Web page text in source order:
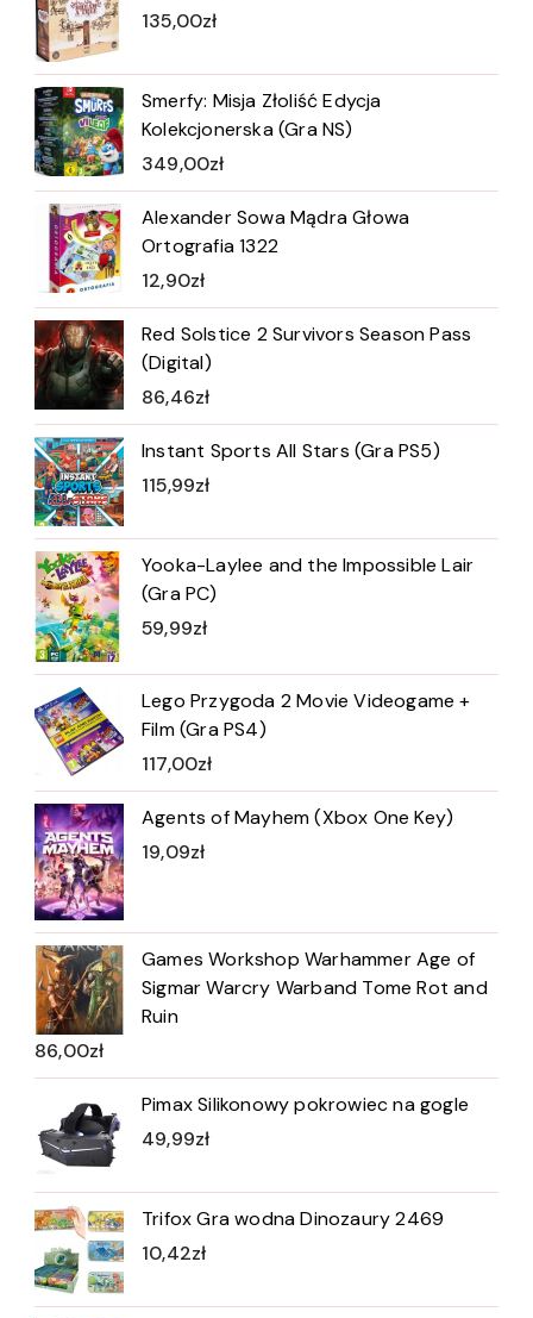
135,00zł
Smerfy: Misja Złoliść Edycja
Kolekcjonerska (Gra NS)
349,00zł
Alexander Sowa Mądra Głowa
Ortografia 1322
12,90zł
Red Solstice 2 Survivors Season Pass
(Digital)
86,46zł
Instant Sports All Stars (Gra PS5)
115,99zł
Yooka-Laylee and the Impossible Lair
(Gra PC)
59,99zł
Lego Przygoda 2 Movie Videogame +
Film (Gra PS4)
117,00zł
Agents of Mayhem (Xbox One Key)
19,09zł
Games Workshop Warhammer Age of
Sigmar Warcry Warband Tome Rot and
Ruin
86,00zł
Pimax Silikonowy pokrowiec na gogle
49,99zł
Trifox Gra wodna Dinozaury 2469
10,42zł